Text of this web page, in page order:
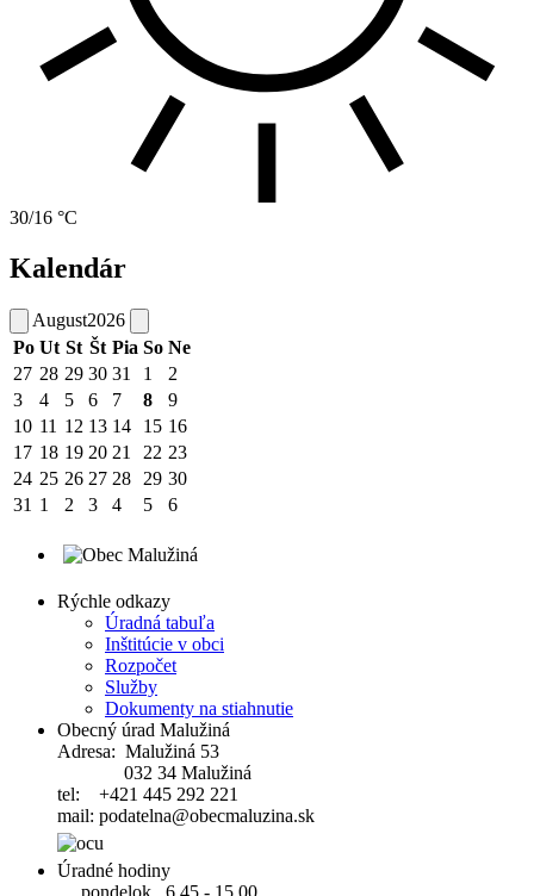
30/16 °C
Kalendár
August2026
Po Ut St Št Pia So Ne
27 28 29 30 31 1
2
3
4 5 6 7 8
9
10 11 12 13 14 15 16
17 18 19 20 21 22 23
24 25 26 27 28 29 30
31 1 2 3 4 5 6
Rýchle odkazy
Úradná tabuľa
Inštitúcie v obci
Rozpočet
Služby
Dokumenty na stiahnutie
Obecný úrad Malužiná
Adresa: Malužiná 53
032 34 Malužiná
tel: +421 445 292 221
mail: podatelna@obecmaluzina.sk
Úradné hodiny